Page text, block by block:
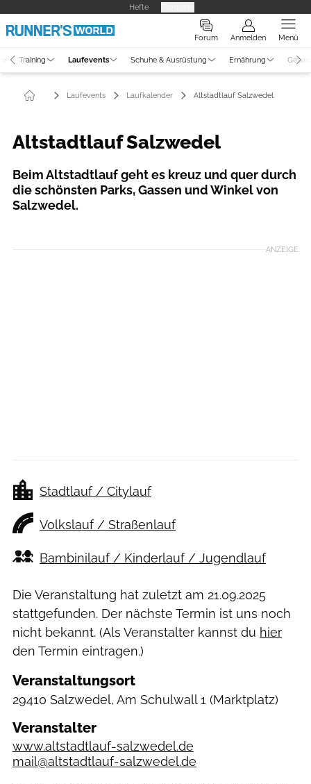
Hefte
Forum Anmelden Menü
Training Laufevents Schuhe & Ausrüstung Ernährung
Laufevents Laufkalender Altstadtlauf Salzwedel
Altstadtlauf Salzwedel
Beim Altstadtlauf geht es kreuz und quer durch
die schönsten Parks, Gassen und Winkel von
Salzwedel.
ANZEIGE
Stadtlauf / Citylauf
Volkslauf / Straßenlauf
Bambinilauf / Kinderlauf / Jugendlauf
Die Veranstaltung hat zuletzt am 21.09.2025
stattgefunden. Der nächste Termin ist uns noch
nicht bekannt. (Als Veranstalter kannst du hier
den Termin eintragen.)
Veranstaltungsort
29410 Salzwedel, Am Schulwall 1 (Marktplatz)
Veranstalter
www.altstadtlauf-salzwedel.de
mail@altstadtlauf-salzwedel.de